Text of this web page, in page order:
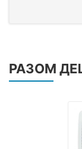
РАЗОМ